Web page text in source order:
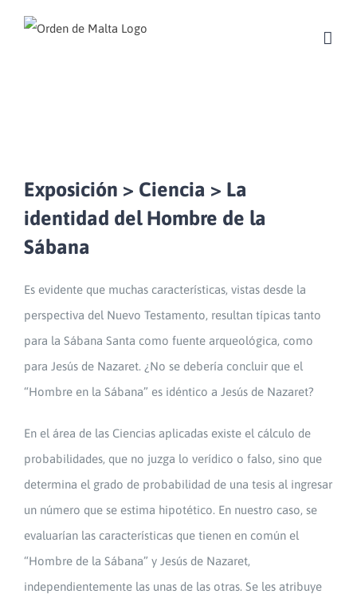
Exposición > Ciencia > La
identidad del Hombre de la
Sábana
Es evidente que muchas características, vistas desde la
perspectiva del Nuevo Testamento, resultan típicas tanto
para la Sábana Santa como fuente arqueológica, como
para Jesús de Nazaret. ¿No se debería concluir que el
“Hombre en la Sábana” es idéntico a Jesús de Nazaret?
En el área de las Ciencias aplicadas existe el cálculo de
probabilidades, que no juzga lo verídico o falso, sino que
determina el grado de probabilidad de una tesis al ingresar
un número que se estima hipotético. En nuestro caso, se
evaluarían las características que tienen en común el
“Hombre de la Sábana” y Jesús de Nazaret,
independientemente las unas de las otras. Se les atribuye